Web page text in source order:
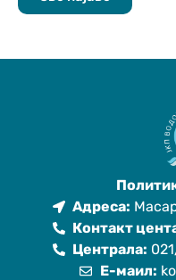
Адреса:
Контакт
Централа:
Е-маил: